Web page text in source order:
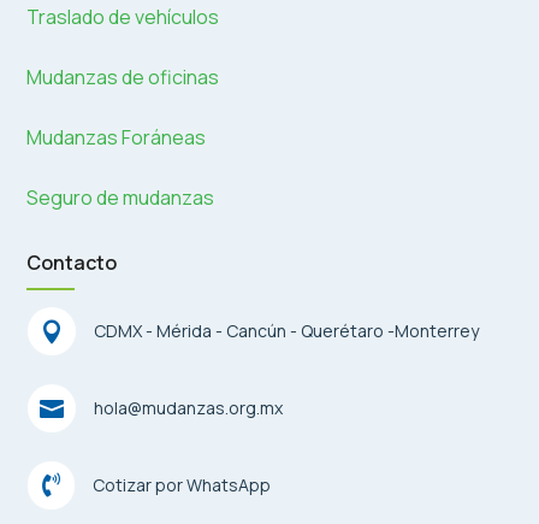
Traslado de vehículos
Mudanzas de oficinas
Mudanzas Foráneas
Seguro de mudanzas
Contacto
 CDMX - Mérida - Cancún - Querétaro -Monterrey
 hola@mudanzas.org.mx
 Cotizar por WhatsApp